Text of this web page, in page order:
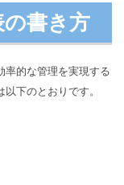
書き方
率的な管理を実現する
下のとおりです。